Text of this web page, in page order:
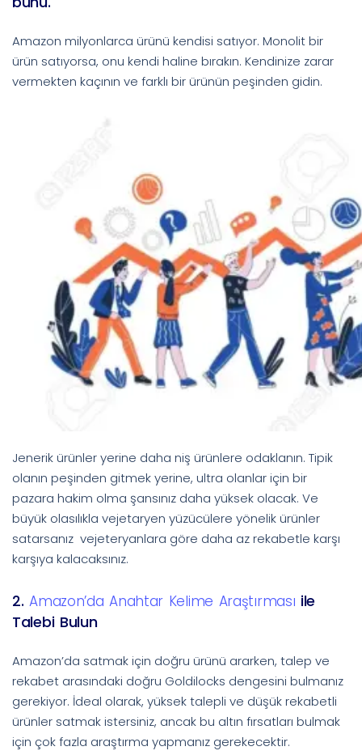
Amazon milyonlarca ürünü kendisi satıyor. Monolit bir
ürün satıyorsa, onu kendi haline bırakın. Kendinize zarar
vermekten kaçının ve farklı bir ürünün peşinden gidin.
Jenerik ürünler yerine daha niş ürünlere odaklanın. Tipik
olanın peşinden gitmek yerine, ultra olanlar için bir
pazara hakim olma şansınız daha yüksek olacak. Ve
büyük olasılıkla vejetaryen yüzücülere yönelik ürünler
satarsanız vejeteryanlara göre daha az rekabetle karşı
karşıya kalacaksınız.
2.Amazon’da Anahtar Kelime Araştırması ile
Talebi Bulun
Amazon’da satmak için doğru ürünü ararken, talep ve
rekabet arasındaki doğru Goldilocks dengesini bulmanız
gerekiyor. İdeal olarak, yüksek talepli ve düşük rekabetli
ürünler satmak istersiniz, ancak bu altın fırsatları bulmak
için çok fazla araştırma yapmanız gerekecektir.